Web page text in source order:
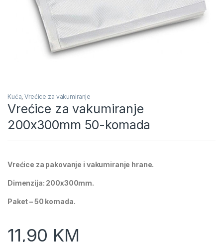
Kuća,Vrećice za vakumiranje
Vrećice za vakumiranje
200x300mm 50-komada
Vrećice za pakovanje i vakumiranje hrane.
Dimenzija: 200x300mm.
Paket – 50 komada.
11,90 KM